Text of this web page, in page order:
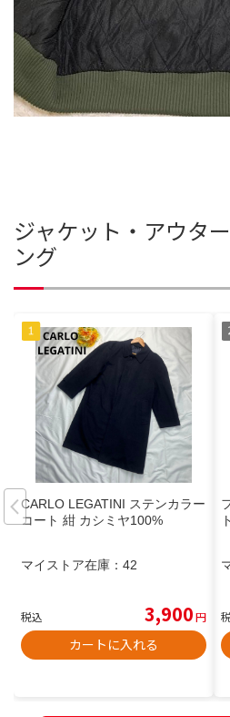
ジャケット・アウタ
ング
CARLO LEGATINI ステンカラー
コート 紺 カシミヤ100%
マイストア在庫： 42
税込 3,900円
カートに入れる